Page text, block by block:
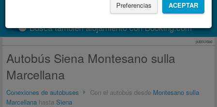
Preferencias ACEPTAR
Buscar un viaje
Busca también alojamiento con Booking.com
publicidad
Autobús Siena Montesano sulla
Marcellana
Conexiones de autobuses Con el autobús desde Montesano sulla
Marcellana hasta Siena